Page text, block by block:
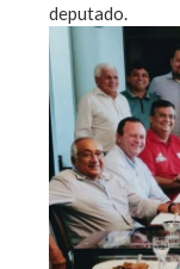
deputado.